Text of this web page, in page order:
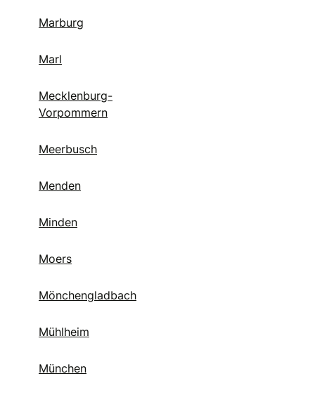
Marburg
Marl
Mecklenburg-
Vorpommern
Meerbusch
Menden
Minden
Moers
Mönchengladbach
Mühlheim
München